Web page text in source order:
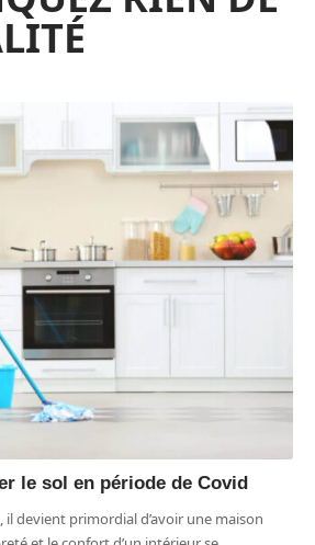
le sol en période de Covid
il devient primordial d’avoir une maison